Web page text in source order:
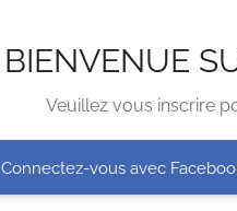
BIENVENUE
Veuillez vous inscrire
Connectez-vous avec